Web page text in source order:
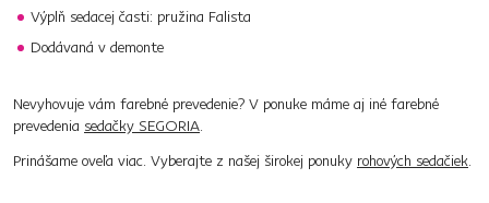
Výplň sedacej časti: pružina Falista
Dodávaná v demonte
Nevyhovuje vám farebné prevedenie? V ponuke máme aj iné farebné
prevedenia sedačky SEGORIA.
Prinášame oveľa viac. Vyberajte z našej širokej ponuky rohových sedačiek.